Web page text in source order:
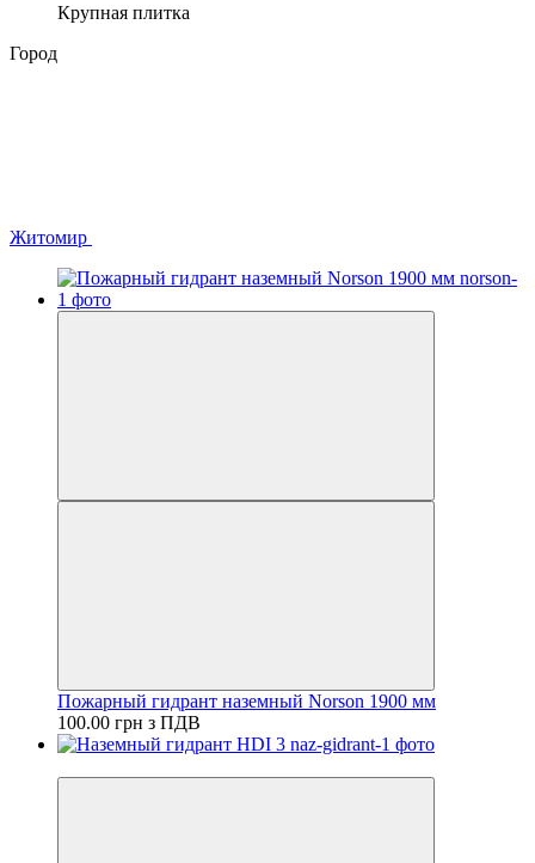
Крупная плитка
Город
Житомир
Пожарный гидрант наземный Norson 1900 мм
100.00 грн з ПДВ